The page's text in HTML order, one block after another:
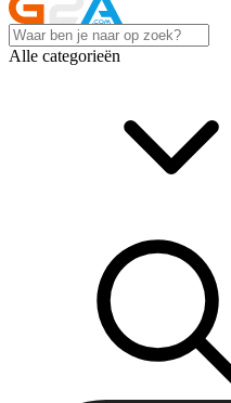
Alle categorieën